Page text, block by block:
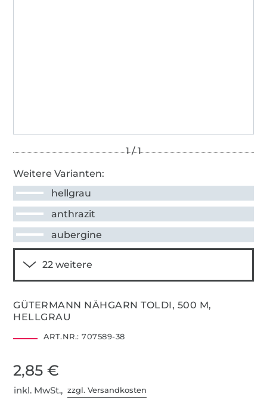
Weitere Varianten:
hellgrau
anthrazit
aubergine
GÜTERMANN NÄHGARN TOLDI, 500 M,
HELLGRAU
ART.NR.: 707589-38
2,85 €
inkl. MwSt.,zzgl. Versandkosten